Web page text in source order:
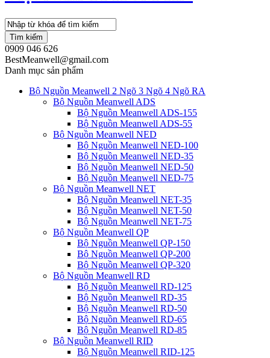
Tìm kiếm
0909 046 626
BestMeanwell@gmail.com
Danh mục sản phẩm
Bộ Nguồn Meanwell 2 Ngõ 3 Ngõ 4 Ngõ RA
Bộ Nguồn Meanwell ADS
Bộ Nguồn Meanwell ADS-155
Bộ Nguồn Meanwell ADS-55
Bộ Nguồn Meanwell NED
Bộ Nguồn Meanwell NED-100
Bộ Nguồn Meanwell NED-35
Bộ Nguồn Meanwell NED-50
Bộ Nguồn Meanwell NED-75
Bộ Nguồn Meanwell NET
Bộ Nguồn Meanwell NET-35
Bộ Nguồn Meanwell NET-50
Bộ Nguồn Meanwell NET-75
Bộ Nguồn Meanwell QP
Bộ Nguồn Meanwell QP-150
Bộ Nguồn Meanwell QP-200
Bộ Nguồn Meanwell QP-320
Bộ Nguồn Meanwell RD
Bộ Nguồn Meanwell RD-125
Bộ Nguồn Meanwell RD-35
Bộ Nguồn Meanwell RD-50
Bộ Nguồn Meanwell RD-65
Bộ Nguồn Meanwell RD-85
Bộ Nguồn Meanwell RID
Bộ Nguồn Meanwell RID-125